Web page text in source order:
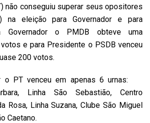
não conseguiu superar seus opositores
na eleição para Governador e para
Governador o PMDB obteve uma
e para Presidente o PSDB venceu
200 votos.
o PT venceu em apenas 6 urnas:
Linha São Sebastião, Centro
Rosa, Linha Suzana, Clube São Miguel
Caetano.